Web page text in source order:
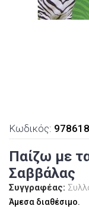
Κωδικός:
Παίζω με
Σαββάλας
Συγγραφέας:
Άμεσα διαθέσιμο.